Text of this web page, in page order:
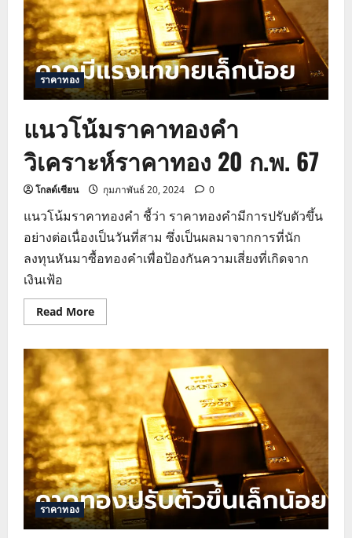
67
ราคาทอง
แนวโน้มราคาทองคำ
วิเคราะห์ราคาทอง 20 ก.พ. 67
โกลด์เซียน กุมภาพันธ์ 20, 2024 0
แนวโน้มราคาทองคำ ชี้ว่า ราคาทองคำมีการปรับตัวขึ้น
อย่างต่อเนื่องเป็นวันที่สาม ซึ่งเป็นผลมาจากการที่นัก
ลงทุนหันมาซื้อทองคำเพื่อป้องกันความเสี่ยงที่เกิดจาก
เงินเฟ้อ
Read MoreRead
more
โน้ม
ราคา
ทองคำ
วิเคราะห์
ราคา
ทอง
20
ก.พ.
67
ราคาทอง